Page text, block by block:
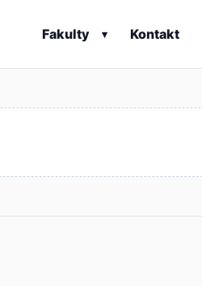
Fakulty ▾ Kontakt